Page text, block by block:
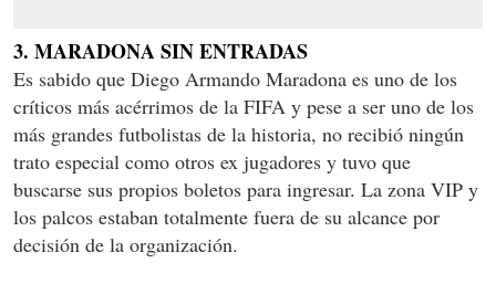
3. MARADONA SIN ENTRADAS
Es sabido que Diego Armando Maradona es uno de los
críticos más acérrimos de la FIFA y pese a ser uno de los
más grandes futbolistas de la historia, no recibió ningún
trato especial como otros ex jugadores y tuvo que
buscarse sus propios boletos para ingresar. La zona VIP y
los palcos estaban totalmente fuera de su alcance por
decisión de la organización.